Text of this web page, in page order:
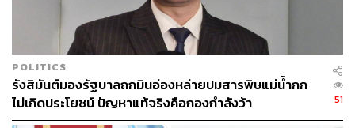
POLITICS
รังสิมันต์มองรัฐบาลถกมินอ่องหล่ายปมสารพิษแม่น้ำกก
ไม่เกิดประโยชน์ ปัญหาแท้จริงคือกองกำลังว้า
51